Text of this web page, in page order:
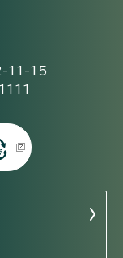
11-15